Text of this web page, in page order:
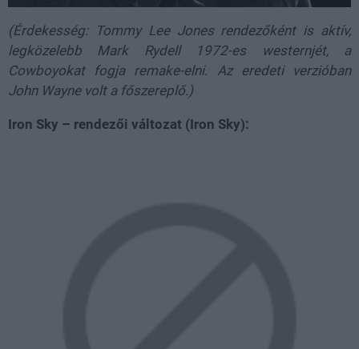
(Érdekesség: Tommy Lee Jones rendezőként is aktív,
legközelebb Mark Rydell 1972-es westernjét, a
Cowboyokat fogja remake-elni. Az eredeti verzióban
John Wayne volt a főszereplő.)
Iron Sky – rendezői változat (Iron Sky):